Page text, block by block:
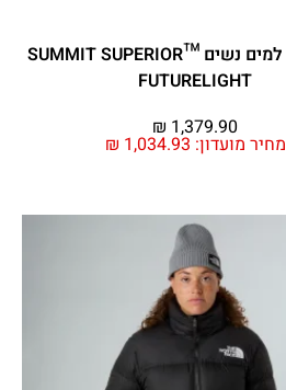
ג'קט אטום למים נשים ™SUMMIT SUPERIOR
FUTURELIGHT
מחיר מועדון: ₪ 1,034.93
₪ 1,379.90